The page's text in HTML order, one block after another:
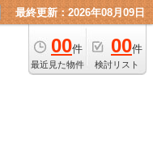
最終更新：2026年08月09日
00件
最近見た物件
00件
検討リスト